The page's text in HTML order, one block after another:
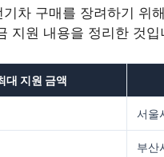
차 구매를 장려하기 위
지원 내용을 정리한 것입
대 지원 금액
서울
부산